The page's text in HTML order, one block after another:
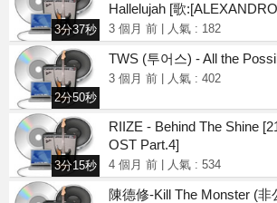
3分37秒
Hallelujah [歌
3 個月 前 人氣 : 182
2分50秒
TWS (투어스) - All the
3 個月 前 人氣 : 402
3分15秒
RIIZE - Behind The Shine
OST Part.4]
4 個月 前 人氣 : 534
陳德修-Kill The Monster (非